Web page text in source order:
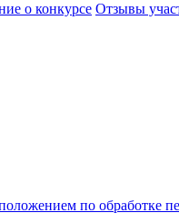
о конкурсе Отзывы
по обработке